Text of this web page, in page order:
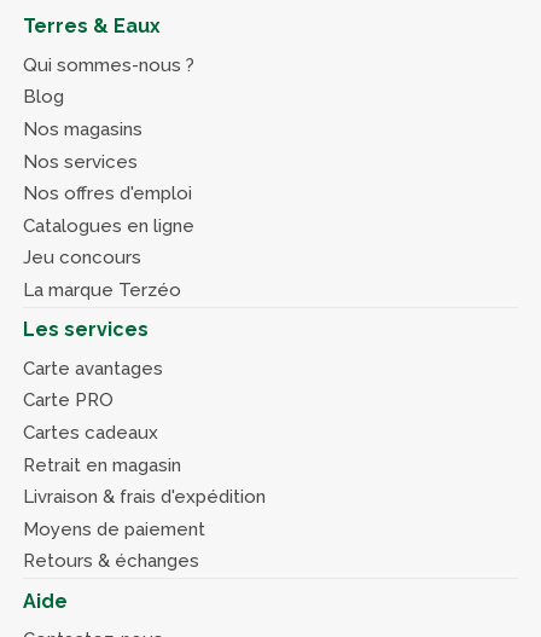
Terres & Eaux
Qui sommes-nous ?
Blog
Nos magasins
Nos services
Nos offres d'emploi
Catalogues en ligne
Jeu concours
La marque Terzéo
Les services
Carte avantages
Carte PRO
Cartes cadeaux
Retrait en magasin
Livraison & frais d'expédition
Moyens de paiement
Retours & échanges
Aide